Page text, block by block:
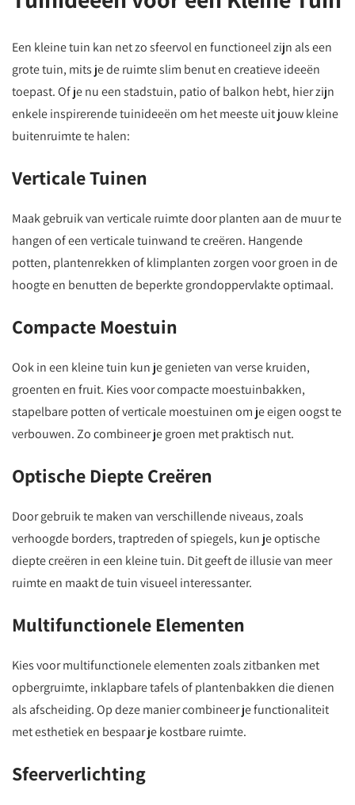
Een kleine tuin kan net zo sfeervol en functioneel zijn als een
grote tuin, mits je de ruimte slim benut en creatieve ideeën
toepast. Of je nu een stadstuin, patio of balkon hebt, hier zijn
enkele inspirerende tuinideeën om het meeste uit jouw kleine
buitenruimte te halen:
Verticale Tuinen
Maak gebruik van verticale ruimte door planten aan de muur te
hangen of een verticale tuinwand te creëren. Hangende
potten, plantenrekken of klimplanten zorgen voor groen in de
hoogte en benutten de beperkte grondoppervlakte optimaal.
Compacte Moestuin
Ook in een kleine tuin kun je genieten van verse kruiden,
groenten en fruit. Kies voor compacte moestuinbakken,
stapelbare potten of verticale moestuinen om je eigen oogst te
verbouwen. Zo combineer je groen met praktisch nut.
Optische Diepte Creëren
Door gebruik te maken van verschillende niveaus, zoals
verhoogde borders, traptreden of spiegels, kun je optische
diepte creëren in een kleine tuin. Dit geeft de illusie van meer
ruimte en maakt de tuin visueel interessanter.
Multifunctionele Elementen
Kies voor multifunctionele elementen zoals zitbanken met
opbergruimte, inklapbare tafels of plantenbakken die dienen
als afscheiding. Op deze manier combineer je functionaliteit
met esthetiek en bespaar je kostbare ruimte.
Sfeerverlichting